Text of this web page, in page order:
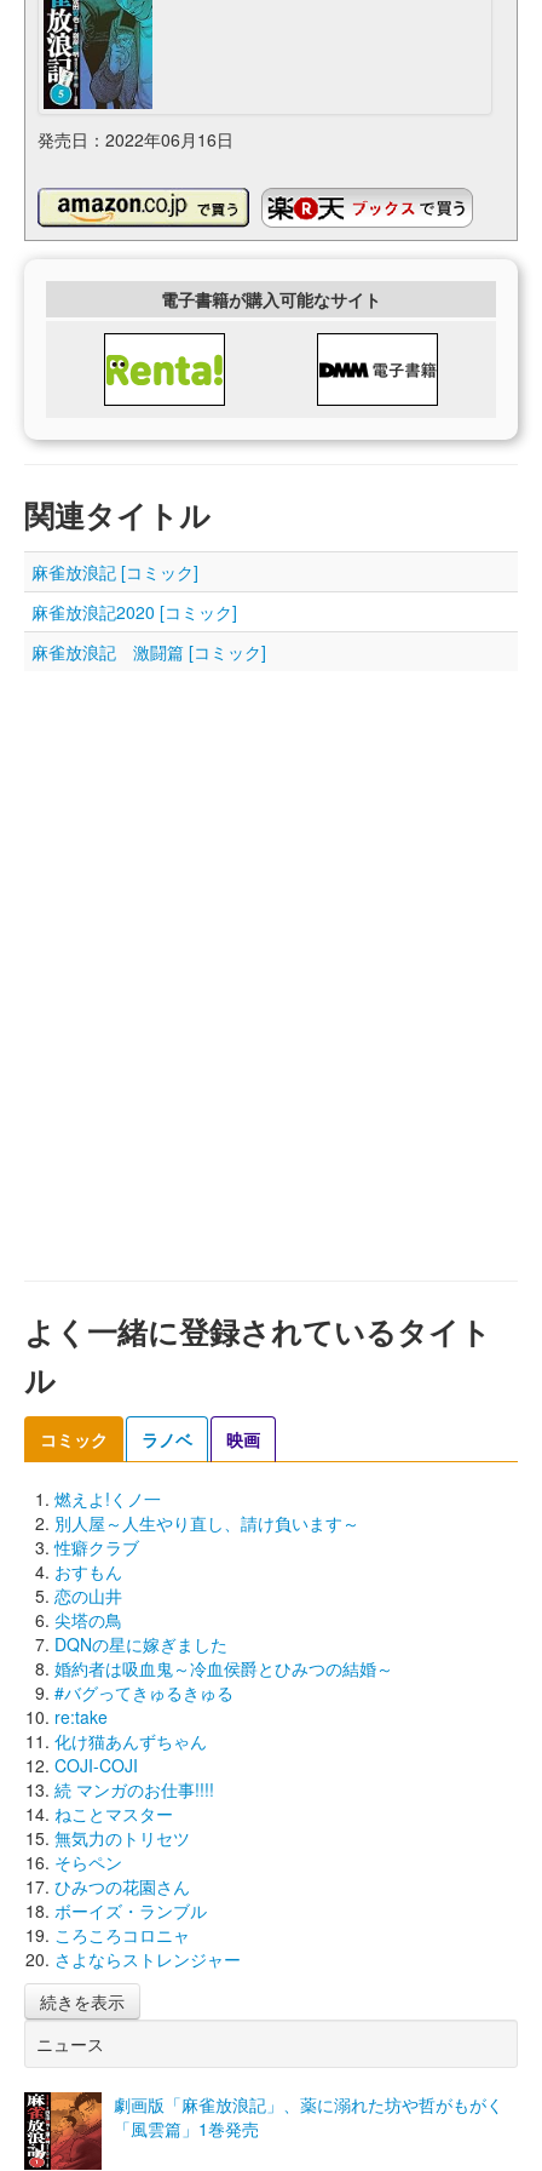
発売日：2022年06月16日
電子書籍が購入可能なサイト
関連タイトル
麻雀放浪記 [コミック]
麻雀放浪記2020 [コミック]
麻雀放浪記 激闘篇 [コミック]
よく一緒に登録されているタイト
ル
コミック ラノベ 映画
燃えよ!くノ一
別人屋～人生やり直し、請け負います～
性癖クラブ
おすもん
恋の山井
尖塔の鳥
DQNの星に嫁ぎました
婚約者は吸血鬼～冷血侯爵とひみつの結婚～
#バグってきゅるきゅる
re:take
化け猫あんずちゃん
COJI-COJI
続 マンガのお仕事!!!!
ねことマスター
無気力のトリセツ
そらペン
ひみつの花園さん
ボーイズ・ランブル
ころころコロニャ
さよならストレンジャー
続きを表示
ニュース
劇画版「麻雀放浪記」、薬に溺れた坊や哲がもがく
「風雲篇」1巻発売